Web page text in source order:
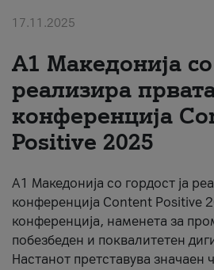
#ПодобарОнлајн
17.11.2025
А1 Македонија со
реализира
конференција
Positive 2025
А1 Македонија со гордост ја
конференција Content Positive
конференција, наменета за
побезбеден и поквалитетен
Настанот претставува значаен